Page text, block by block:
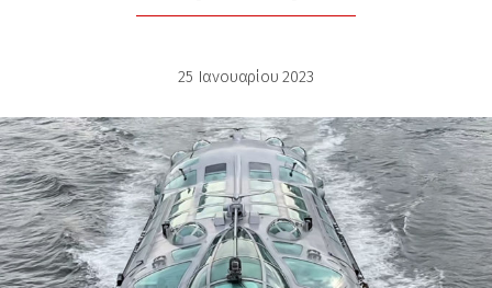
25 Ιανουαρίου 2023